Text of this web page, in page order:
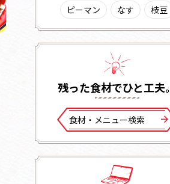
ピーマン
なす 枝豆
残った⾷材でひと⼯夫。
⾷材・メニュー検索